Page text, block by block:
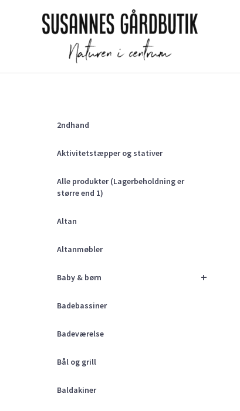
2ndhand
Aktivitetstæpper og stativer
Alle produkter (Lagerbeholdning er
større end 1)
Altan
Altanmøbler
+
Baby & børn
Badebassiner
Badeværelse
Bål og grill
Baldakiner